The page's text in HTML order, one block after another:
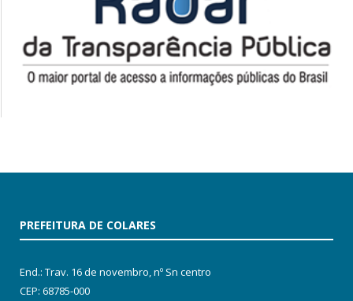
PREFEITURA DE COLARES
End.: Trav. 16 de novembro, nº Sn centro
CEP: 68785-000